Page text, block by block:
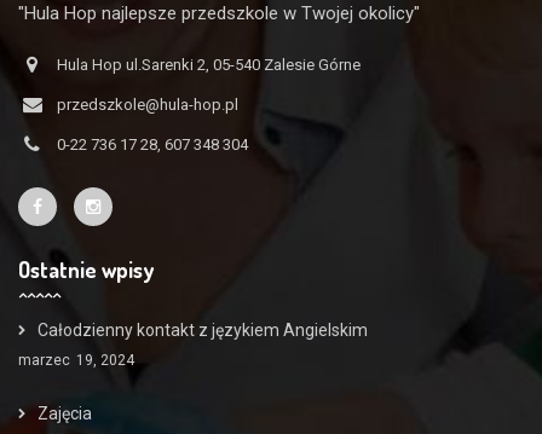
"Hula Hop najlepsze przedszkole w Twojej okolicy"
Hula Hop ul.Sarenki 2, 05-540 Zalesie Górne
przedszkole@hula-hop.pl
0-22 736 17 28, 607 348 304
Ostatnie wpisy
Całodzienny kontakt z językiem Angielskim
marzec 19, 2024
Zajęcia